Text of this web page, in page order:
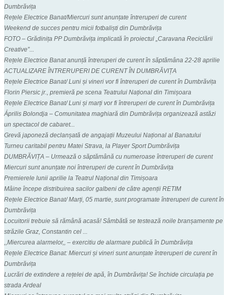
Dumbrăvița
Rețele Electrice Banat/Miercuri sunt anunțate întreruperi de curent
Weekend de succes pentru micii fotbaliști din Dumbrăvița
FOTO – Grădinița PP Dumbrăvița implicată în proiectul „Caravana Reciclării
Creative”...
Rețele Electrice Banat anunță întreruperi de curent în săptămâna 22-28 aprilie
ACTUALIZARE ÎNTRERUPERI DE CURENT ÎN DUMBRĂVIȚA
Rețele Electrice Banat/ Luni și vineri vor fi întreruperi de curent în Dumbrăvița
Florin Piersic jr., premieră pe scena Teatrului Național din Timișoara
Rețele Electrice Banat/ Luni și marți vor fi întreruperi de curent în Dumbrăvița
Április Bolondja – Comunitatea maghiară din Dumbrăvița organizează astăzi
un spectacol de cabaret...
Grevă japoneză declanșată de angajații Muzeului Național al Banatului
Turneu caritabil pentru Matei Strava, la Player Sport Dumbrăvița
DUMBRĂVIȚA – Urmează o săptămână cu numeroase întreruperi de curent
Miercuri sunt anunțate noi întreruperi de curent în Dumbrăvița
Premierele lunii aprilie la Teatrul Național din Timișoara
Mâine începe distribuirea sacilor galbeni de către agenții RETIM
Rețele Electrice Banat/ Marți, 05 martie, sunt programate întreruperi de curent în
Dumbrăvița
Locuitorii trebuie să rămână acasă! Sâmbătă se testează noile branșamente pe
străzile Graz, Constantin cel ...
,,Miercurea alarmelor,, – exercitiu de alarmare publică în Dumbrăvița
Rețele Electrice Banat: Miercuri și vineri sunt anunțate întreruperi de curent în
Dumbrăvița
Lucrări de extindere a rețelei de apă, în Dumbrăvița! Se închide circulația pe
strada Ardeal